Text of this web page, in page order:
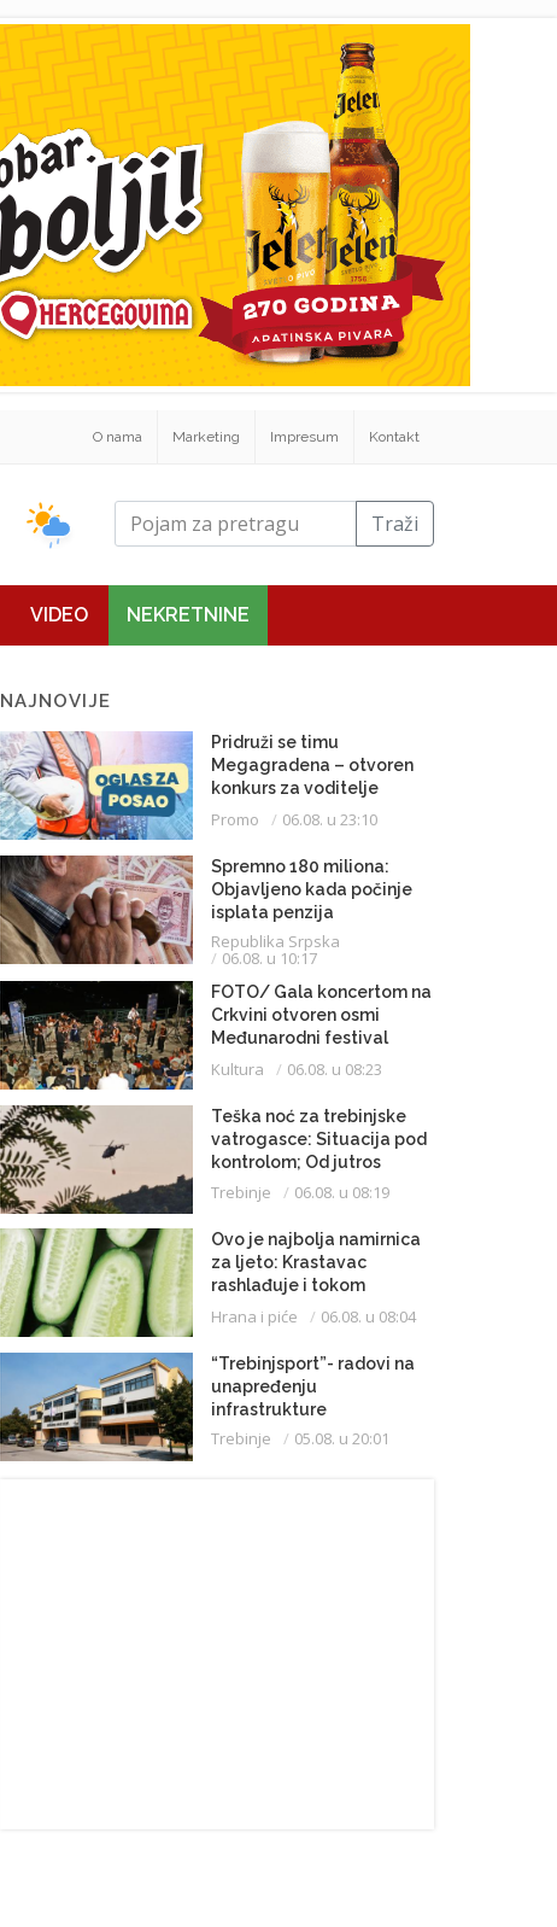
O nama Marketing Impresum Kontakt
Traži
VIDEO NEKRETNINE
NAJNOVIJE
Pridruži se timu
Megagradena – otvoren
konkurs za voditelje
gradilišta
Promo 06.08. u 23:10
Spremno 180 miliona:
Objavljeno kada počinje
isplata penzija
Republika Srpska
06.08. u 10:17
FOTO/ Gala koncertom na
Crkvini otvoren osmi
Međunarodni festival
klasične muzike
Kultura 06.08. u 08:23
Teška noć za trebinjske
vatrogasce: Situacija pod
kontrolom; Od jutros
dejstvuje helikopter
Trebinje 06.08. u 08:19
Ovo je najbolja namirnica
za ljeto: Krastavac
rashlađuje i tokom
najvrelijih dana
Hrana i piće 06.08. u 08:04
“Trebinjsport”- radovi na
unapređenju
infrastrukture
Trebinje 05.08. u 20:01